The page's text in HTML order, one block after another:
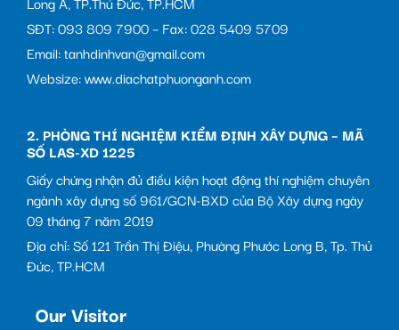
SĐT: 093 809 7900 – Fax: 028 5409 5709
Email: tanhdinhvan@gmail.com
Websize: www.diachatphuonganh.com
2. PHÒNG THÍ NGHIỆM KIỂM ĐỊNH XÂY DỰNG – MÃ
SỐ LAS-XD 1225
Giấy chứng nhận đủ điều kiện hoạt động thí nghiệm chuyên
ngành xây dựng số 961/GCN-BXD của Bộ Xây dựng ngày
09 tháng 7 năm 2019
Địa chỉ: Số 121 Trần Thị Điệu, Phường Phước Long B, Tp. Thủ
Đức, TP.HCM
Our Visitor